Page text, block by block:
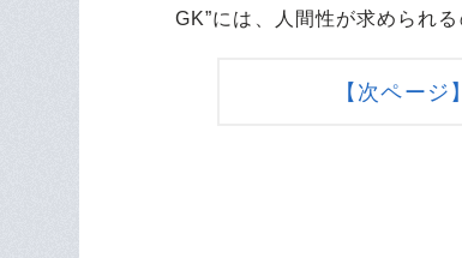
GK”には、人間性が求められる
【次ペー